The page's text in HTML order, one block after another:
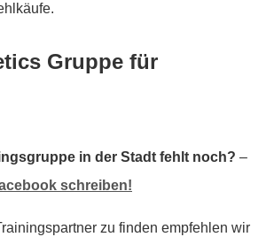
Gruppe für
in der Stadt fehlt noch? –
schreiben!
zu finden empfehlen wir